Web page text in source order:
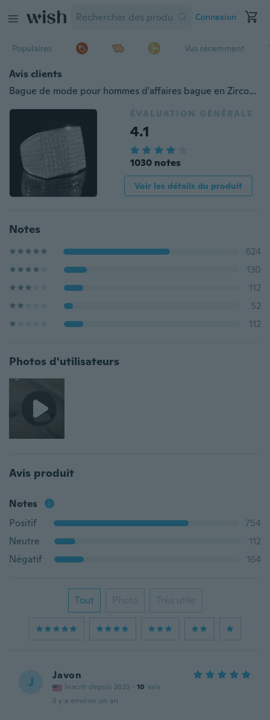
Connexion
Populaires Vus récemment
Avis clients
Bague de mode pour hommes d'affaires bague en Zircon blanc bijoux de fête de fiançailles de mariage taille 7-13
ÉVALUATION GÉNÉRALE
4.1
1030 notes
Voir les détails du produit
Notes
624
130
112
52
112
Photos d'utilisateurs
Avis produit
Notes
Positif
754
Neutre
112
Négatif
164
Tout Photo Très utile
J Javon
Inscrit depuis 2023 · 10 avis
il y a environ un an